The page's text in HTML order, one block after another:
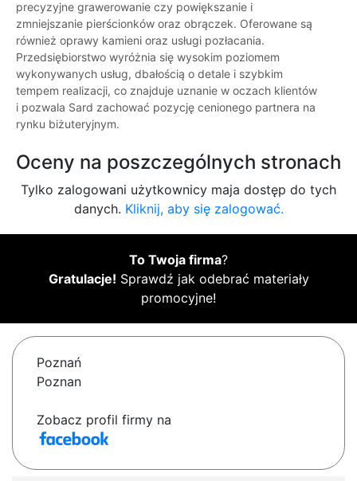
precyzyjne grawerowanie czy powiększanie i
zmniejszanie pierścionków oraz obrączek. Oferowane są
również oprawy kamieni oraz usługi pozłacania.
Przedsiębiorstwo wyróżnia się wysokim poziomem
wykonywanych usług, dbałością o detale i szybkim
tempem realizacji, co znajduje uznanie w oczach klientów
i pozwala Sard zachować pozycję cenionego partnera na
rynku biżuteryjnym.
Oceny na poszczególnych stronach
Tylko zalogowani użytkownicy maja dostęp do tych
danych. Kliknij, aby się zalogować.
To Twoja firma?
Gratulacje! Sprawdź jak odebrać materiały
promocyjne!
Poznań
Poznan
Zobacz profil firmy na